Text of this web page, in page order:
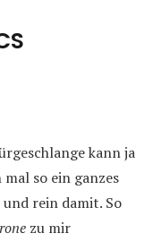
kann ja
mal so ein ganzes
rein damit. So
zu mir